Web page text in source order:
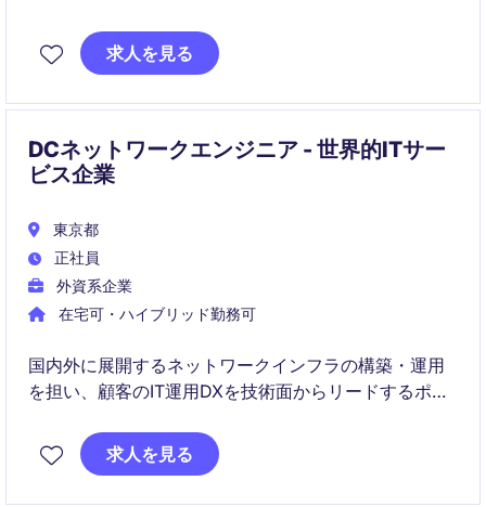
複数ベンダーを横断しながら、安定した高品質なネッ
求人を見る
DCネットワークエンジニア - 世界的ITサー
ビス企業
東京都
正社員
外資系企業
在宅可・ハイブリッド勤務可
国内外に展開するネットワークインフラの構築・運用
を担い、顧客のIT運用DXを技術面からリードするポジ
複数ベンダーを統合した新しい運用体制の構築フェー
求人を見る